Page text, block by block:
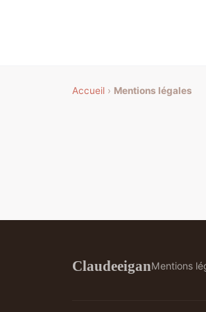
Accueil › Mentions légales
ClaudeeiganMentions